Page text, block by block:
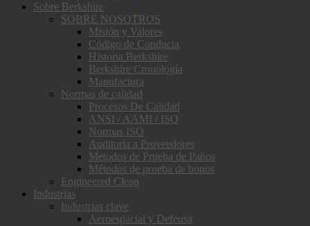
Sobre Berkshire
SOBRE NOSOTROS
Misión y Valores
Código de Conducta
Historia Berkshire
Berkshire Cronología
Manufactura
Normas de calidad
Procesos De Calidad
ANSI / AAMI / ISO
Normas ISO
Auditoría a Proveedores
Metodos de Prueba de Paños
Métodos de prueba de bonos
Engineered Clean
Industrias
Industrias clave
Aeroespacial y Defensa